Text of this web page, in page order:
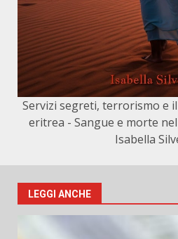
Servizi segreti, terrorismo e
eritrea - Sangue e morte
Isabella
LEGGI ANCHE